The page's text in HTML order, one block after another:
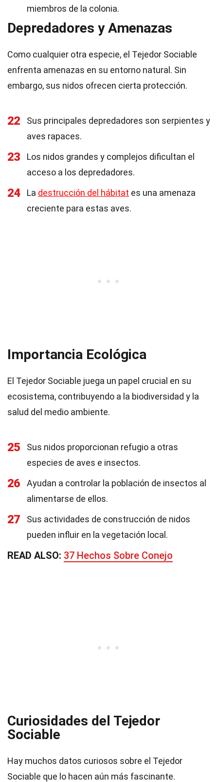
miembros de la colonia.
Depredadores y Amenazas
Como cualquier otra especie, el Tejedor Sociable
enfrenta amenazas en su entorno natural. Sin
embargo, sus nidos ofrecen cierta protección.
22
Sus principales depredadores son serpientes y
aves rapaces.
23
Los nidos grandes y complejos dificultan el
acceso a los depredadores.
24 La destrucción del hábitat es una amenaza
creciente para estas aves.
Importancia Ecológica
El Tejedor Sociable juega un papel crucial en su
ecosistema, contribuyendo a la biodiversidad y la
salud del medio ambiente.
25
Sus nidos proporcionan refugio a otras
especies de aves e insectos.
26
Ayudan a controlar la población de insectos al
alimentarse de ellos.
27
Sus actividades de construcción de nidos
pueden influir en la vegetación local.
READ ALSO: 37 Hechos Sobre Conejo
Curiosidades del Tejedor
Sociable
Hay muchos datos curiosos sobre el Tejedor
Sociable que lo hacen aún más fascinante.